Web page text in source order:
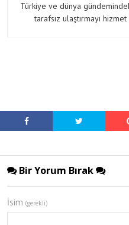
Türkiye ve dünya
tarafsız ulaştırmayı
Bir Yorum Bırak
İsim (gerekli)